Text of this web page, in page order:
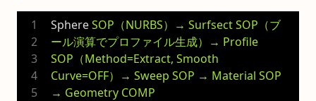
SphereSOP（NURBS）→ Surfsect SOP（ブ
ール演算でプロファイル生成）→ Profile
SOP（Method=Extract, Smooth
Curve=OFF）→ Sweep SOP → Material SOP
→ Geometry COMP